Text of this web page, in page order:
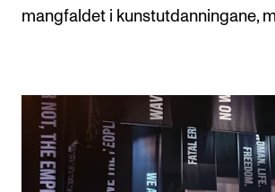
Organisering av NMH
Strategier, planer og rapporter
Hvem gjør hva i administrasjonen
mangfaldet i kunstutdanningane,